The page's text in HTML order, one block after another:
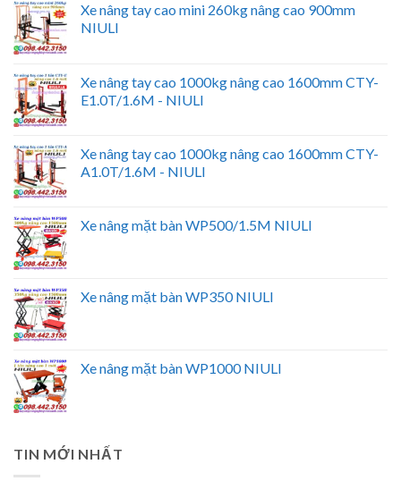
Xe nâng tay cao mini 260kg nâng cao 900mm
NIULI
Xe nâng tay cao 1000kg nâng cao 1600mm CTY-
E1.0T/1.6M - NIULI
Xe nâng tay cao 1000kg nâng cao 1600mm CTY-
A1.0T/1.6M - NIULI
Xe nâng mặt bàn WP500/1.5M NIULI
Xe nâng mặt bàn WP350 NIULI
Xe nâng mặt bàn WP1000 NIULI
TIN MỚI NHẤT